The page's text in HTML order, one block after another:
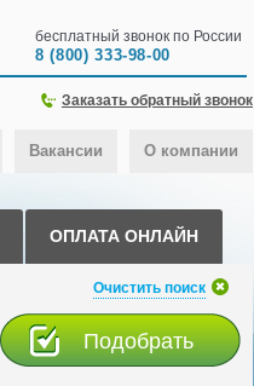
бесплатный звонок по России
8 (800) 333-98-00
Заказать обратный звонок
Вакансии О компании
ОПЛАТА ОНЛАЙН
Очистить поиск